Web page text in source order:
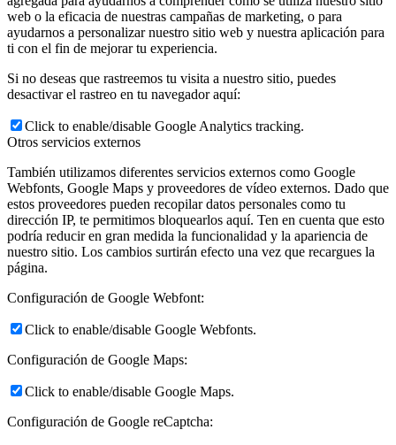
web o la eficacia de nuestras campañas de marketing, o para
ayudarnos a personalizar nuestro sitio web y nuestra aplicación para
ti con el fin de mejorar tu experiencia.
Si no deseas que rastreemos tu visita a nuestro sitio, puedes
desactivar el rastreo en tu navegador aquí:
Click to enable/disable Google Analytics tracking.
Otros servicios externos
También utilizamos diferentes servicios externos como Google
Webfonts, Google Maps y proveedores de vídeo externos. Dado que
estos proveedores pueden recopilar datos personales como tu
dirección IP, te permitimos bloquearlos aquí. Ten en cuenta que esto
podría reducir en gran medida la funcionalidad y la apariencia de
nuestro sitio. Los cambios surtirán efecto una vez que recargues la
página.
Configuración de Google Webfont:
Click to enable/disable Google Webfonts.
Configuración de Google Maps:
Click to enable/disable Google Maps.
Configuración de Google reCaptcha: